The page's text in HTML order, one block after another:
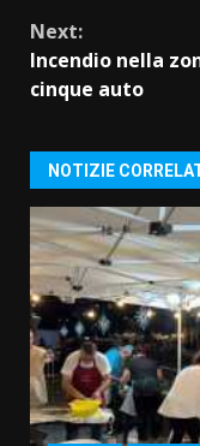
Next:
Incendio nella
cinque auto
NOTIZIE